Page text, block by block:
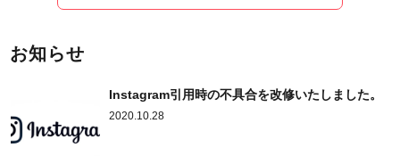
お知らせ
Instagram引用時の不具合を改修いたしました。
2020.10.28